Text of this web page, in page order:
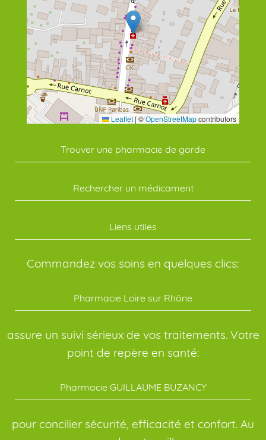
Leaflet |©OpenStreetMapcontributors
Trouver une pharmacie de garde
Rechercher un médicament
Liens utiles
Commandez vos soins en quelques clics:
Pharmacie Loire sur Rhône
assure un suivi sérieux de vos traitements. Votre
point de repère en santé:
Pharmacie GUILLAUME BUZANCY
pour concilier sécurité, efficacité et confort. Au